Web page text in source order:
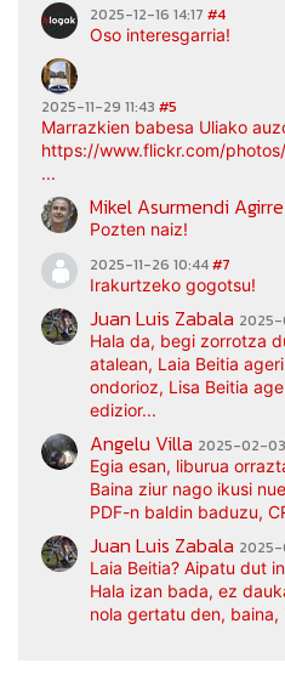
2025-12-16 14:17 #4
Oso interesgarria!
2025-11-29 11:43 #5
Marrazkien babesa Uliako
https://www.flickr.com/
...
Mikel Asurmendi Agirre
Pozten naiz!
2025-11-26 10:44#7
Irakurtzeko gogotsu!
Juan Luis Zabala
Hala da, begi zorrotza
atalean, Laia Beitia
ondorioz, Lisa Beitia
edizior...
Angelu Villa 2025-02-03
Egia esan, liburua
Baina ziur nago ikusi
PDF-n baldin baduzu,
Juan Luis Zabala 2025-
Laia Beitia? Aipatu dut
Hala izan bada, ez
nola gertatu den,